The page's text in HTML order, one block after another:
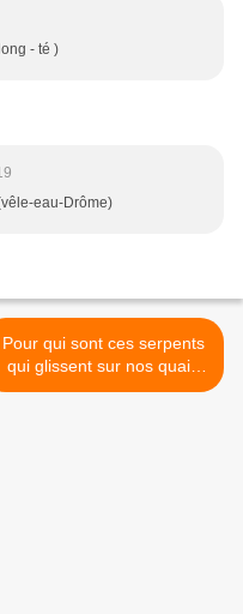
- té )
eau-Drôme)
Pour qui sont ces serpents
qui glissent sur nos quais
de Quimper >